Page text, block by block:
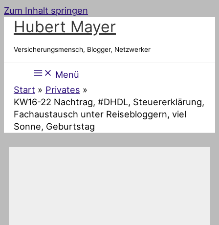
Zum Inhalt springen
Hubert Mayer
Versicherungsmensch, Blogger, Netzwerker
Menü
Start
Privates
KW16-22 Nachtrag, #DHDL, Steuererklärung,
Fachaustausch unter Reisebloggern, viel
Sonne, Geburtstag